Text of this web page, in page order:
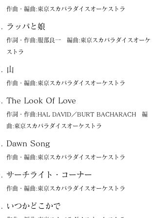
作曲・編曲:東京スカパラダイスオーケストラ
ラッパと娘
作詞・作曲:服部良一 編曲:東京スカパラダイスオーケ
ストラ
山
作曲・編曲:東京スカパラダイスオーケストラ
The Look Of Love
作詞・作曲:HAL DAVID／BURT BACHARACH 編
曲:東京スカパラダイスオーケストラ
Dawn Song
作曲・編曲:東京スカパラダイスオーケストラ
サーチライト・コーナー
作曲・編曲:東京スカパラダイスオーケストラ
いつかどこかで